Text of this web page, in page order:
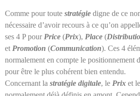
Comme pour toute stratégie digne de ce
nécessaire d’avoir recours à ce qu’on
ses 4 P pour Price (Prix), Place (
et Promotion (Communication). Ces 4
normalement en compte le positionnement
pour être le plus cohérent bien entendu.
Concernant la stratégie digitale, le Prix et le